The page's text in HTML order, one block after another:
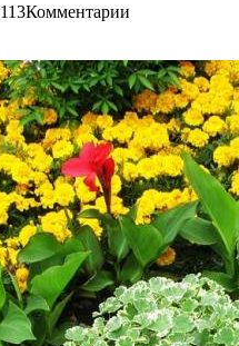
113Комментарии